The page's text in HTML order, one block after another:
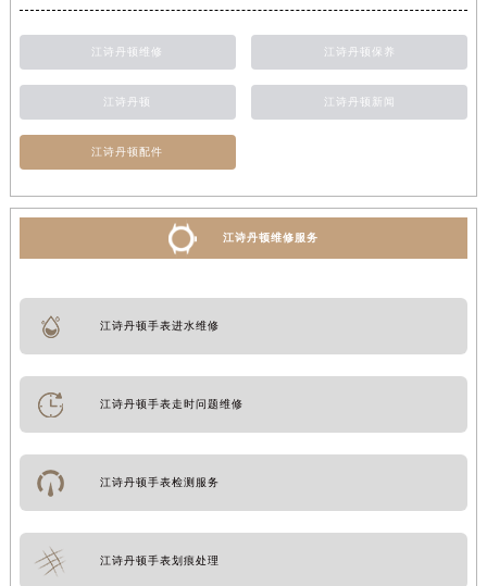
江诗丹顿维修 江诗丹顿保养
江诗丹顿 江诗丹顿新闻
江诗丹顿配件
江诗丹顿维修服务
江诗丹顿手表进水维修
江诗丹顿手表走时问题维修
江诗丹顿手表检测服务
江诗丹顿手表划痕处理